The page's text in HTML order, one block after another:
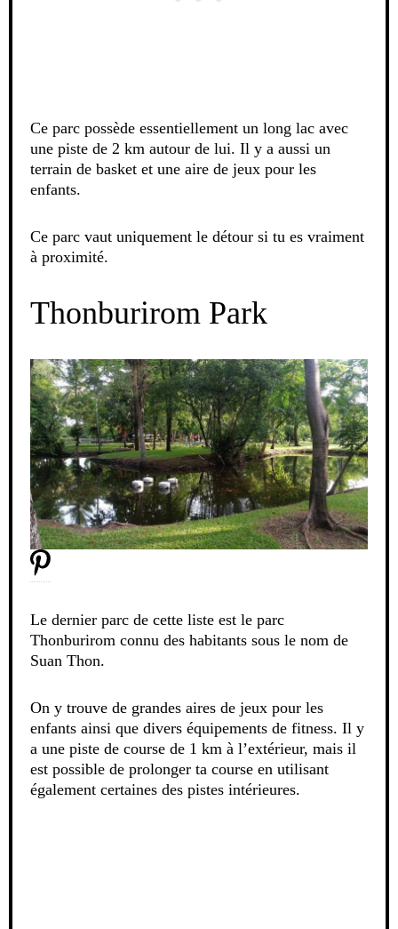
Ce parc possède essentiellement un long lac avec
une piste de 2 km autour de lui. Il y a aussi un
terrain de basket et une aire de jeux pour les
enfants.
Ce parc vaut uniquement le détour si tu es vraiment
à proximité.
Thonburirom Park
Le dernier parc de cette liste est le parc
Thonburirom connu des habitants sous le nom de
Suan Thon.
On y trouve de grandes aires de jeux pour les
enfants ainsi que divers équipements de fitness. Il y
a une piste de course de 1 km à l’extérieur, mais il
est possible de prolonger ta course en utilisant
également certaines des pistes intérieures.